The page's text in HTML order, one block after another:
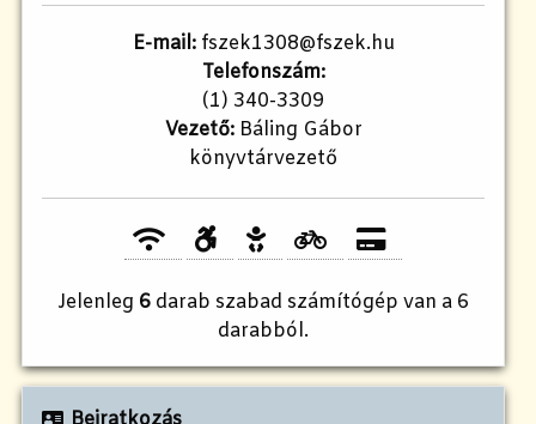
E-mail:fszek1308@fszek.hu
Telefonszám:
(1) 340-3309
Vezető:Báling Gábor
könyvtárvezető
Jelenleg 6 darab szabad számítógép van a 6
darabból.